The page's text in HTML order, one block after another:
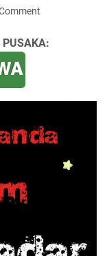
PUSAKA: